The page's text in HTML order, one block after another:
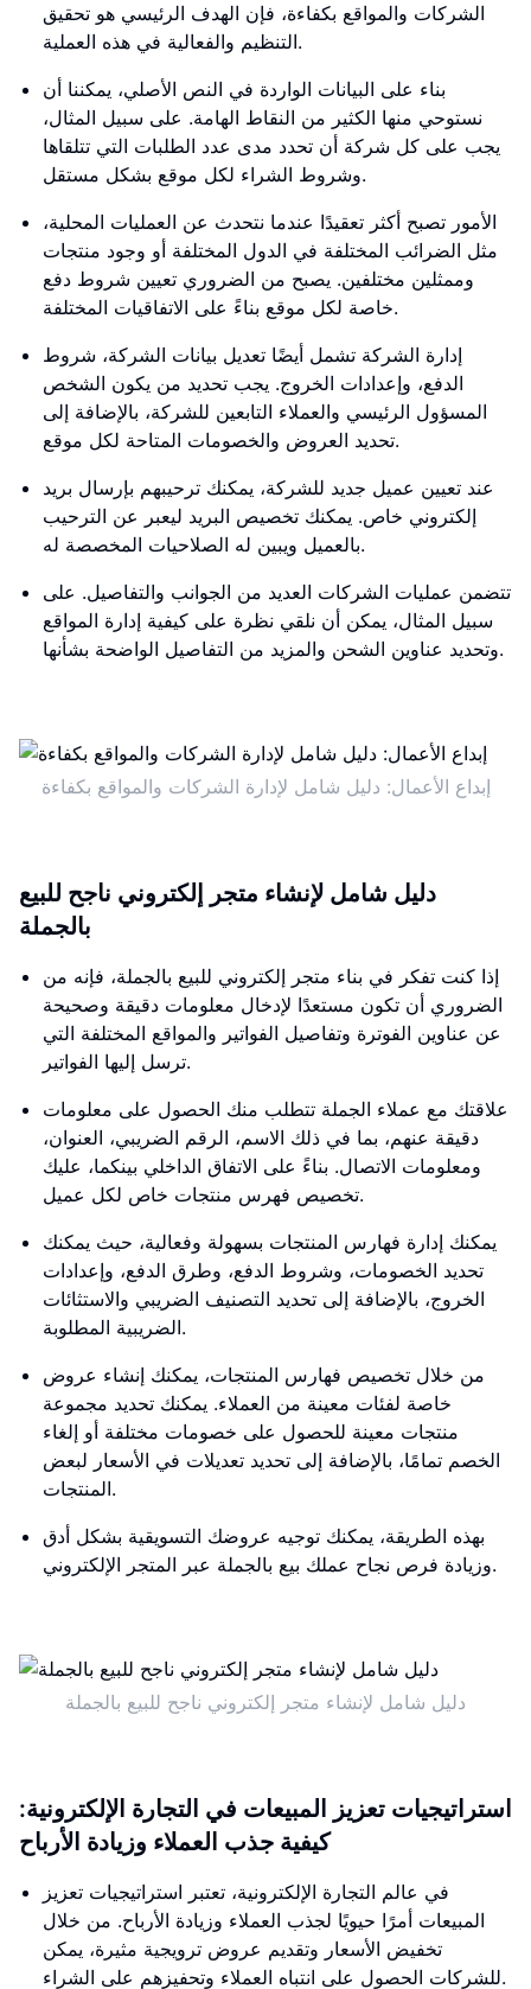
الشركات والمواقع بكفاءة، فإن الهدف الرئيسي هو تحقيق
التنظيم والفعالية في هذه العملية.
بناء على البيانات الواردة في النص الأصلي، يمكننا أن
نستوحي منها الكثير من النقاط الهامة. على سبيل المثال،
يجب على كل شركة أن تحدد مدى عدد الطلبات التي تتلقاها
وشروط الشراء لكل موقع بشكل مستقل.
الأمور تصبح أكثر تعقيدًا عندما نتحدث عن العمليات المحلية،
مثل الضرائب المختلفة في الدول المختلفة أو وجود منتجات
وممثلين مختلفين. يصبح من الضروري تعيين شروط دفع
خاصة لكل موقع بناءً على الاتفاقيات المختلفة.
إدارة الشركة تشمل أيضًا تعديل بيانات الشركة، شروط
الدفع، وإعدادات الخروج. يجب تحديد من يكون الشخص
المسؤول الرئيسي والعملاء التابعين للشركة، بالإضافة إلى
تحديد العروض والخصومات المتاحة لكل موقع.
عند تعيين عميل جديد للشركة، يمكنك ترحيبهم بإرسال بريد
إلكتروني خاص. يمكنك تخصيص البريد ليعبر عن الترحيب
بالعميل ويبين له الصلاحيات المخصصة له.
تتضمن عمليات الشركات العديد من الجوانب والتفاصيل. على
سبيل المثال، يمكن أن نلقي نظرة على كيفية إدارة المواقع
وتحديد عناوين الشحن والمزيد من التفاصيل الواضحة بشأنها.
إبداع الأعمال: دليل شامل لإدارة الشركات والمواقع بكفاءة
دليل شامل لإنشاء متجر إلكتروني ناجح للبيع
بالجملة
إذا كنت تفكر في بناء متجر إلكتروني للبيع بالجملة، فإنه من
الضروري أن تكون مستعدًا لإدخال معلومات دقيقة وصحيحة
عن عناوين الفوترة وتفاصيل الفواتير والمواقع المختلفة التي
ترسل إليها الفواتير.
علاقتك مع عملاء الجملة تتطلب منك الحصول على معلومات
دقيقة عنهم، بما في ذلك الاسم، الرقم الضريبي، العنوان،
ومعلومات الاتصال. بناءً على الاتفاق الداخلي بينكما، عليك
تخصيص فهرس منتجات خاص لكل عميل.
يمكنك إدارة فهارس المنتجات بسهولة وفعالية، حيث يمكنك
تحديد الخصومات، وشروط الدفع، وطرق الدفع، وإعدادات
الخروج، بالإضافة إلى تحديد التصنيف الضريبي والاستثائات
الضريبية المطلوبة.
من خلال تخصيص فهارس المنتجات، يمكنك إنشاء عروض
خاصة لفئات معينة من العملاء. يمكنك تحديد مجموعة
منتجات معينة للحصول على خصومات مختلفة أو إلغاء
الخصم تمامًا، بالإضافة إلى تحديد تعديلات في الأسعار لبعض
المنتجات.
بهذه الطريقة، يمكنك توجيه عروضك التسويقية بشكل أدق
وزيادة فرص نجاح عملك بيع بالجملة عبر المتجر الإلكتروني.
دليل شامل لإنشاء متجر إلكتروني ناجح للبيع بالجملة
استراتيجيات تعزيز المبيعات في التجارة الإلكترونية:
كيفية جذب العملاء وزيادة الأرباح
في عالم التجارة الإلكترونية، تعتبر استراتيجيات تعزيز
المبيعات أمرًا حيويًا لجذب العملاء وزيادة الأرباح. من خلال
تخفيض الأسعار وتقديم عروض ترويجية مثيرة، يمكن
للشركات الحصول على انتباه العملاء وتحفيزهم على الشراء.